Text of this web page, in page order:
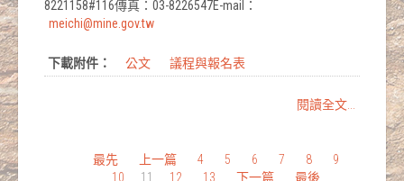
8221158#116傳真：03-8226547E-mail：
meichi@mine.gov.tw
下載附件： 公文 議程與報名表
閱讀全文...
最先 上一篇 4 5 6 7 8
9
10
11 12 13 下一篇 最後